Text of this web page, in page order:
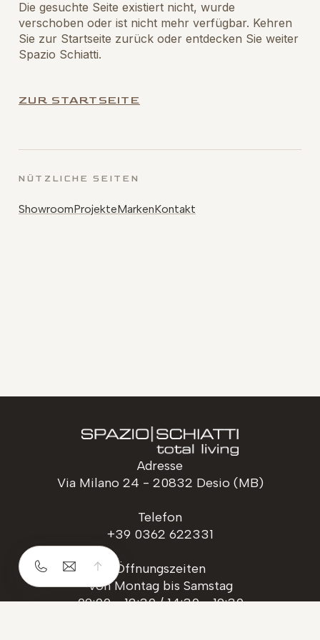
Die gesuchte Seite existiert nicht, wurde
verschoben oder ist nicht mehr verfügbar. Kehren
Sie zur Startseite zurück oder entdecken Sie weiter
Spazio Schiatti.
ZUR STARTSEITE
NÜTZLICHE SEITEN
ShowroomProjekteMarkenKontakt
Adresse
Via Milano 24 - 20832 Desio (MB)
Telefon
+39 0362 622331
Öffnungszeiten
Von Montag bis Samstag
09:00 - 12:30 / 14:30 - 19:30